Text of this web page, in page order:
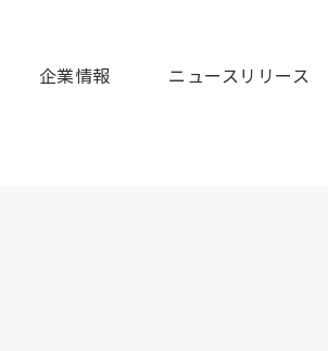
様に謹んでお見舞い申しあげますとと
企業情報 ニュースリリース